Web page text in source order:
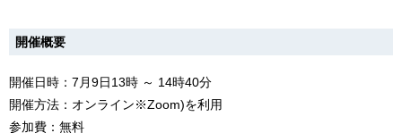
開催概要
開催日時：7月9日13時 ～ 14時40分
開催方法：オンライン※Zoom)を利用
参加費：無料